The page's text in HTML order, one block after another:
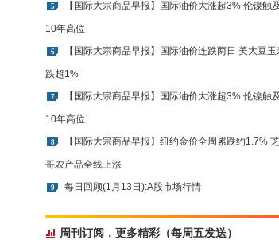
5 【国际大宗商品早报】国际油价大涨超3% 伦镍触
10年高位
6 【国际大宗商品早报】国际油价连跌两日 美大豆玉
跌超1%
7 【国际大宗商品早报】国际油价大涨超3% 伦镍触
10年高位
8 【国际大宗商品早报】纽约金价全周累跌约1.7%
哥农产品全线上涨
9 每日回顾(1月13日):A股市场行情
周刊订阅，更多精彩（每周五发送）